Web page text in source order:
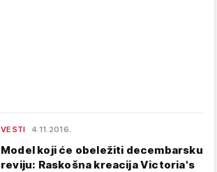
VESTI 4.11.2016.
Model koji će obeležiti decembarsku
reviju: Raskošna kreacija Victoria's